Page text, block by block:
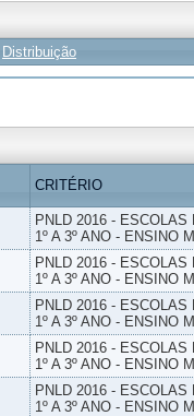
Distribuição
CRITÉRIO
PNLD 2016 -
1º A 3º ANO - ENSINO
PNLD 2016 -
1º A 3º ANO - ENSINO
PNLD 2016 -
1º A 3º ANO - ENSINO
PNLD 2016 -
1º A 3º ANO - ENSINO
PNLD 2016 -
1º A 3º ANO - ENSINO